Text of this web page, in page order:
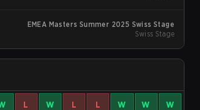
EMEA Masters Summer 2025 Swiss Stage
Swiss Stage
L W L L W W W